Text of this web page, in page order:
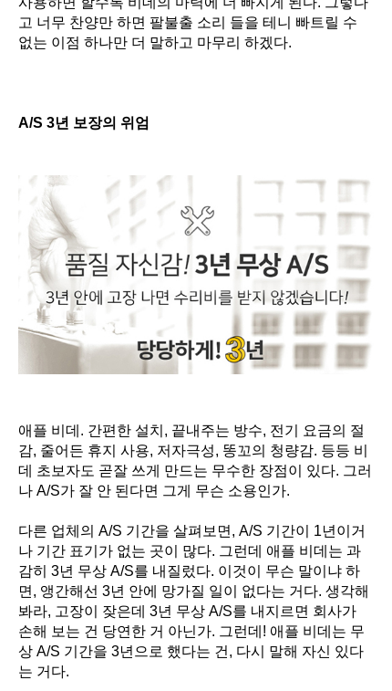
고 너무 찬양만 하면 팔불출 소리 들을 테니 빠트릴 수
없는 이점 하나만 더 말하고 마무리 하겠다.
A/S 3년 보장의 위엄
애플 비데 . 간편한 설치 , 끝내주는 방수, 전기 요금의 절
감, 줄어든 휴지 사용, 저자극성, 똥꼬의 청량감. 등등 비
데 초보자도 곧잘 쓰게 만드는 무수한 장점이 있다. 그러
나 A/S가 잘 안 된다면 그게 무슨 소용인가.
다른 업체의 A/S 기간을 살펴보면 , A/S 기간이 1년이거
나 기간 표기가 없는 곳이 많다. 그런데 애플 비데는 과
감히 3년 무상 A/S를 내질렀다. 이것이 무슨 말이냐 하
면 , 앵간해선 3년 안에 망가질 일이 없다는 거다. 생각해
봐라, 고장이 잦은데 3년 무상 A/S를 내지르면 회사가
손해 보는 건 당연한 거 아닌가. 그런데 ! 애플 비데는 무
상 A/S 기간을 3년으로 했다는 건 , 다시 말해 자신 있다
는 거다.